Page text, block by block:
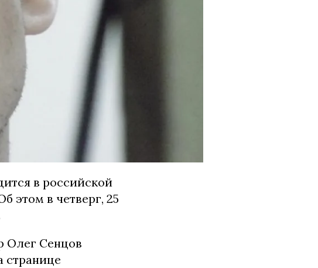
в российской
этом в четверг, 25
Олег Сенцов
странице